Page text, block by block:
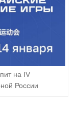
на IV
России